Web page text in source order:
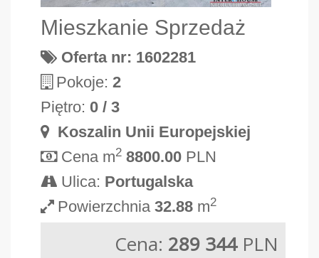
Mieszkanie Sprzedaż
Oferta nr: 1602281
Pokoje:2
Piętro: 0 / 3
Koszalin Unii Europejskiej
Cena m2 8800.00 PLN
Ulica: Portugalska
Powierzchnia32.88 m2
Cena: 289 344 PLN